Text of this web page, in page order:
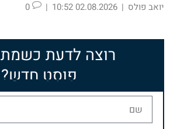
יואב פולס |
02.08.2026 10:52
|
רוצה לדעת
פוסט חדש?